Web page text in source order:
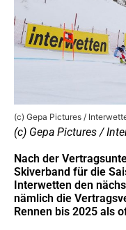
(c) Gepa Pictures /
(c) Gepa Pictures /
Nach der
Skiverband für die
Interwetten den
nämlich die
Rennen bis 2025 als